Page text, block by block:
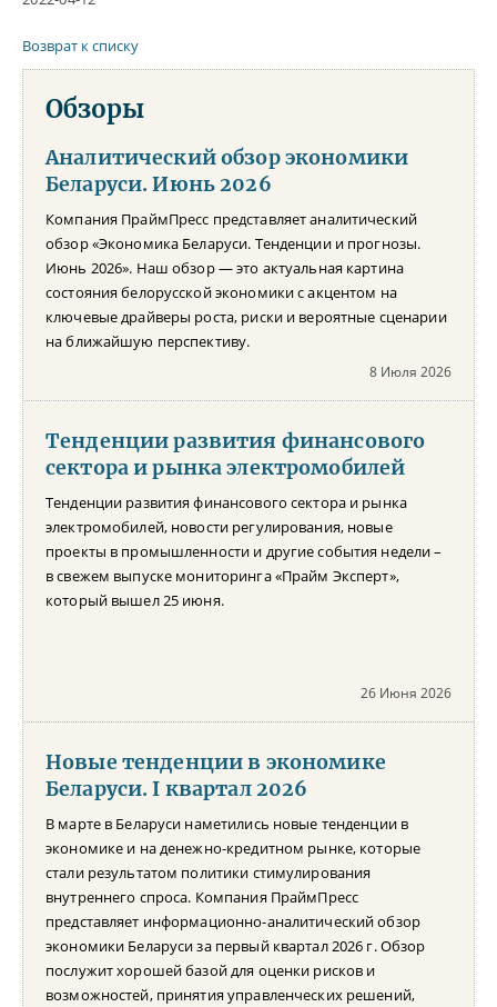
Возврат к списку
Обзоры
Аналитический обзор экономики
Беларуси. Июнь 2026
Компания ПраймПресс представляет аналитический
обзор «Экономика Беларуси. Тенденции и прогнозы.
Июнь 2026». Наш обзор — это актуальная картина
состояния белорусской экономики с акцентом на
ключевые драйверы роста, риски и вероятные сценарии
на ближайшую перспективу.
8 Июля 2026
Тенденции развития финансового
сектора и рынка электромобилей
Тенденции развития финансового сектора и рынка
электромобилей, новости регулирования, новые
проекты в промышленности и другие события недели –
в свежем выпуске мониторинга «Прайм Эксперт»,
который вышел 25 июня.
26 Июня 2026
Новые тенденции в экономике
Беларуси. I квартал 2026
В марте в Беларуси наметились новые тенденции в
экономике и на денежно-кредитном рынке, которые
стали результатом политики стимулирования
внутреннего спроса. Компания ПраймПресс
представляет информационно-аналитический обзор
экономики Беларуси за первый квартал 2026 г. Обзор
послужит хорошей базой для оценки рисков и
возможностей, принятия управленческих решений,